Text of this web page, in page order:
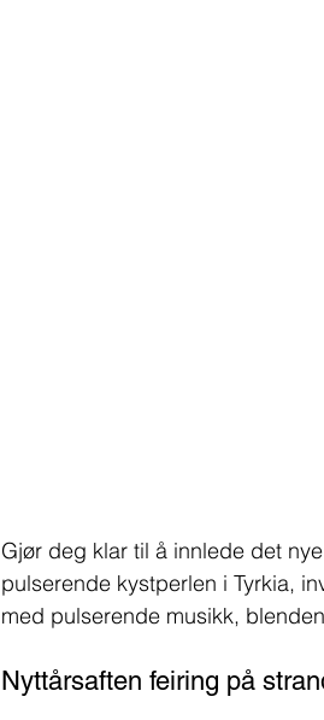
Gjør deg klar til å innlede det
pulserende kystperlen i Tyrkia,
med pulserende musikk,
Nyttårsaften feiring på